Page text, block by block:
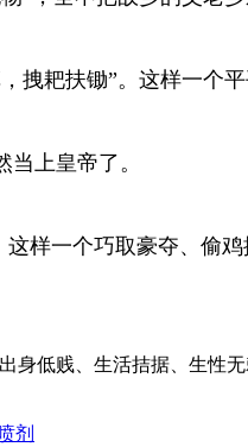
拽耙扶锄”。这样一个
上皇帝了。
样一个巧取豪夺、偷
低贱、生活拮据、生性
剂